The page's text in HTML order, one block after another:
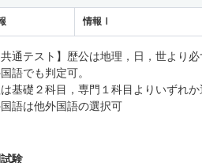
情報Ⅰ
通テスト】歴公は地理，日，世より
語でも判定可。
基礎２科目，専門１科目よりいずれか
語は他外国語の選択可
験